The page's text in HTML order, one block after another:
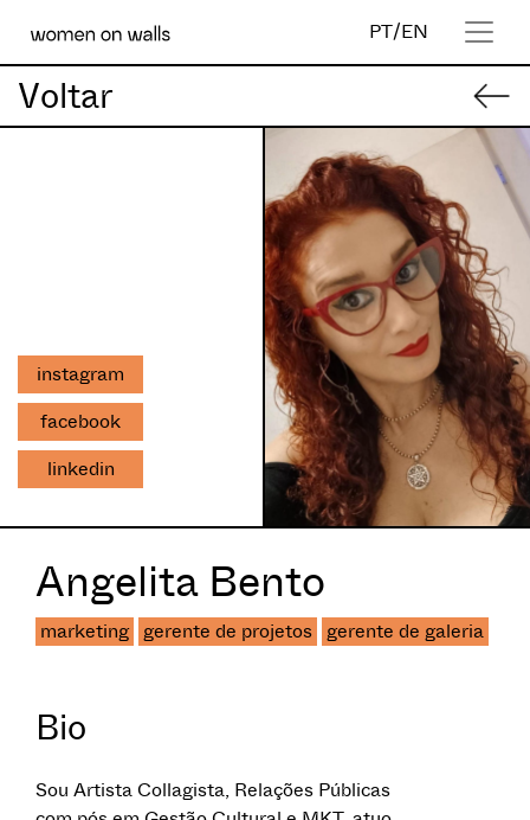
PT/EN
Voltar
instagram
facebook
linkedin
Angelita Bento
marketing gerente de projetos gerente de galeria
Bio
Sou Artista Collagista, Relações Públicas